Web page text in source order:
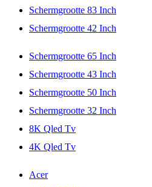
Schermgrootte 83 Inch
Schermgrootte 42 Inch
Schermgrootte 65 Inch
Schermgrootte 43 Inch
Schermgrootte 50 Inch
Schermgrootte 32 Inch
8K Qled Tv
4K Qled Tv
Acer